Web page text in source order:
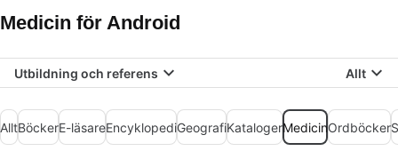
Medicin för Android
Utbildning och referens Allt
AlltBöckerE-läsareEncyklopediGeografiKatalogerMedicinOrdböcker